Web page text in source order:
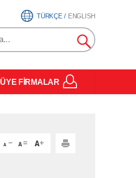
TÜRKÇE/ ENGLISH
ÜYE FİRMALAR